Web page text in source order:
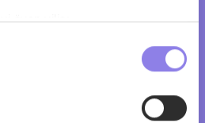
även vilja:
på upp till flera meter
personliga uppgifter